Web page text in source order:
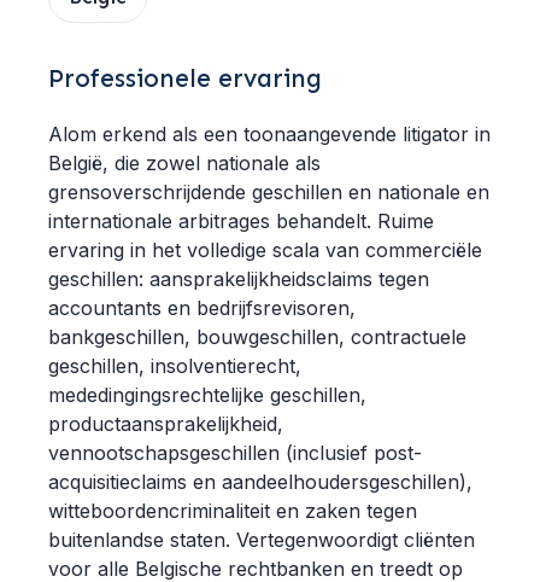
Professionele ervaring
Alom erkend als een toonaangevende litigator in
België, die zowel nationale als
grensoverschrijdende geschillen en nationale en
internationale arbitrages behandelt. Ruime
ervaring in het volledige scala van commerciële
geschillen: aansprakelijkheidsclaims tegen
accountants en bedrijfsrevisoren,
bankgeschillen, bouwgeschillen, contractuele
geschillen, insolventierecht,
mededingingsrechtelijke geschillen,
productaansprakelijkheid,
vennootschapsgeschillen (inclusief post-
acquisitieclaims en aandeelhoudersgeschillen),
witteboordencriminaliteit en zaken tegen
buitenlandse staten. Vertegenwoordigt cliënten
voor alle Belgische rechtbanken en treedt op